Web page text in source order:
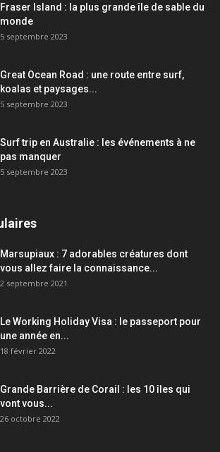
Fraser Island : la plus grande île de sable du
monde
5 septembre 2023
Great Ocean Road : une route entre surf,
koalas et paysages...
5 septembre 2023
Surf trip en Australie : les événements à ne
pas manquer
5 septembre 2023
Marsupiaux : 7 adorables créatures dont
vous allez faire la connaissance...
2 septembre 2021
Le Working Holiday Visa : le passeport pour
une année en...
18 février 2022
Grande Barrière de Corail : les 10 îles qui
vont vous...
26 octobre 2022